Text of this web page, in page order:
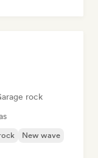
rock
New wave